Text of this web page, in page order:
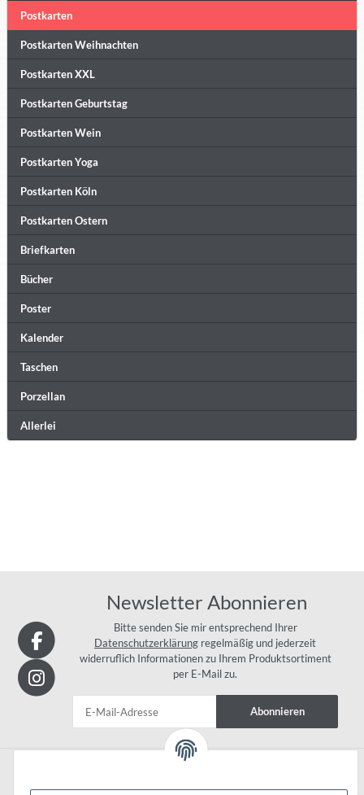
Postkarten
Postkarten Weihnachten
Postkarten XXL
Postkarten Geburtstag
Postkarten Wein
Postkarten Yoga
Postkarten Köln
Postkarten Ostern
Briefkarten
Bücher
Poster
Kalender
Taschen
Porzellan
Allerlei
Newsletter Abonnieren
Bitte senden Sie mir entsprechend Ihrer
Datenschutzerklärung regelmäßig und jederzeit
widerruflich Informationen zu Ihrem Produktsortiment
per E-Mail zu.
Abonnieren